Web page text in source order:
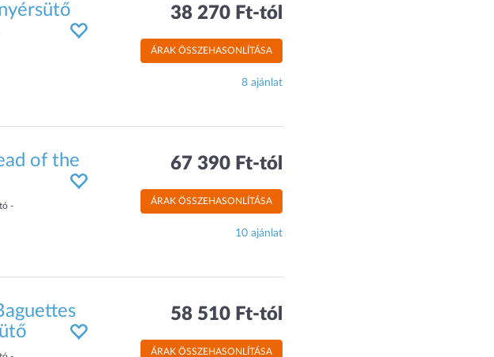
38 270 Ft-tól
ÁRAK ÖSSZEHASONLÍTÁSA
8 ajánlat
of the
67 390 Ft-tól
ÁRAK ÖSSZEHASONLÍTÁSA
10 ajánlat
58 510 Ft-tól
ÁRAK ÖSSZEHASONLÍTÁSA